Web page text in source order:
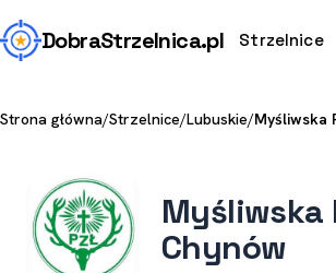
DobraStrzelnica.pl Strzelnice
Strona główna/Strzelnice/Lubuskie/Myśliwska
Myśliwska
Chynów